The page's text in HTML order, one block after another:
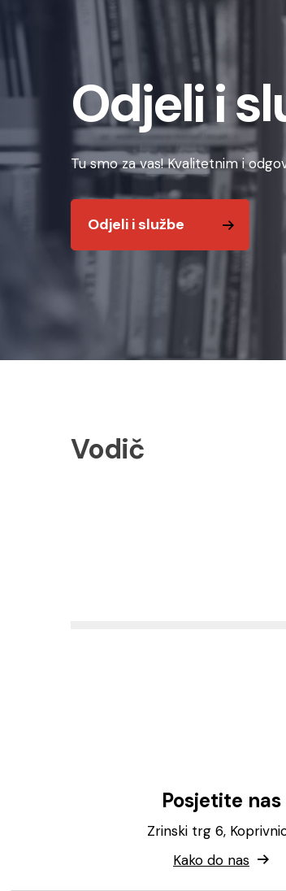
Odjeli i
Tu smo za vas! Kvalitetnim i
Odjeli i službe
Vodič
Posjetite nas
Zrinski trg 6,
Kako do nas